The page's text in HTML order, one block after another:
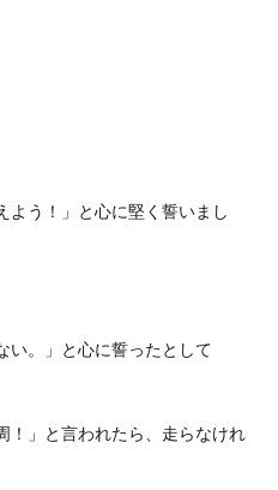
よう！」と心に堅く誓いまし
い。」と心に誓ったとして
！」と言われたら、走らなけれ